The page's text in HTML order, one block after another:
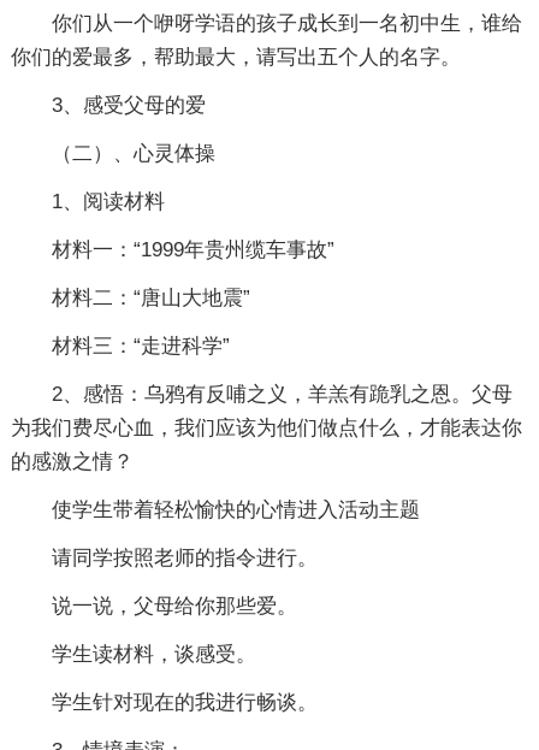
你们从一个咿呀学语的孩子成长到一名初中生，谁给
你们的爱最多，帮助最大，请写出五个人的名字。
3、感受父母的爱
（二）、心灵体操
1、阅读材料
材料一：“1999年贵州缆车事故”
材料二：“唐山大地震”
材料三：“走进科学”
2、感悟：乌鸦有反哺之义，羊羔有跪乳之恩。父母
为我们费尽心血，我们应该为他们做点什么，才能表达你
的感激之情？
使学生带着轻松愉快的心情进入活动主题
请同学按照老师的指令进行。
说一说，父母给你那些爱。
学生读材料，谈感受。
学生针对现在的我进行畅谈。